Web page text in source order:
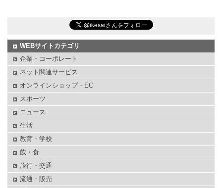
WEBサイトカテゴリ
企業・コーポレート
ネット関連サービス
オンラインショップ・EC
スポーツ
ニュース
生活
教育・学校
飲・食
旅行・交通
流通・販売